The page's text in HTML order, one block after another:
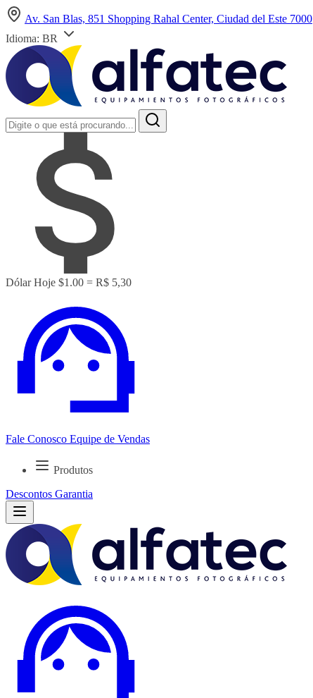
Av. San Blas, 851 Shopping Rahal Center, Ciudad del Este 7000
Idioma: BR
Dólar Hoje $1.00 = R$ 5,30
Fale Conosco Equipe de Vendas
Produtos
Descontos Garantia